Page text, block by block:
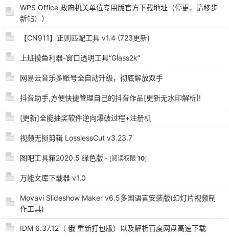
WPS Office 政府机关单位专用版官方下载地址（停更，请移步
新帖））
【CN911】正则匹配工具 v1.4 (723更新)
上班摸鱼利器-窗口透明工具“Glass2k”
网易云音乐多账号全自动升级，彻底解放双手
抖音助手,方便快捷管理自己的抖音作品[更新无水印解析]!
[更新]全能抽奖软件逆向爆破过程+注册机
视频无损剪辑 LosslessCut v3.23.7
图吧工具箱2020.5 绿色版 - [阅读权限 10]
万能文库下载器 v1.0
Movavi Slideshow Maker v6.5多国语言安装版(幻灯片视频制
作工具)
IDM 6.37.12（ 俄 重新打包版）以及解析百度网盘高速下载